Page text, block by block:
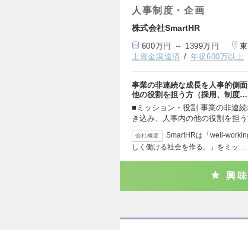
人事制度・企画
株式会社SmartHR
600万円 ～ 1399万円
上資金調達済
年収600万以上
事業の非連続な成長を人事的側
他の役割を担う方（採用、制度…
■ミッション・役割 事業の非連
き込み、人事内の他の役割を担
会社概要
SmartHRは「well-
しく働ける社会を作る。」をミッ…
興